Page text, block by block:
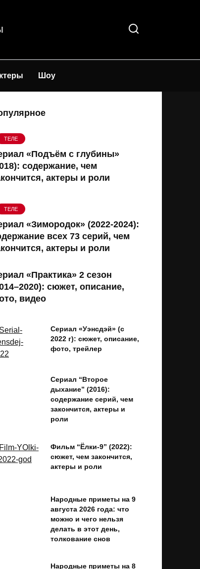
Шоу
ТЕЛЕ
«Подъём с глубины»
содержание, чем
актеры и роли
ТЕЛЕ
«Зимородок» (2022-2024):
всех 73 серий, чем
актеры и роли
«Практика» 2 сезон
сюжет, описание,
видео
Сериал «Уэнсдэй» (с
2022 г): сюжет, описание,
фото, трейлер
Сериал “Второе
дыхание” (2016):
содержание серий, чем
закончится, актеры и
роли
Фильм “Ёлки-9” (2022):
сюжет, чем закончится,
актеры и роли
Народные приметы на 9
августа 2026 года: что
можно и чего нельзя
делать в этот день,
толкование снов
Народные приметы на 8